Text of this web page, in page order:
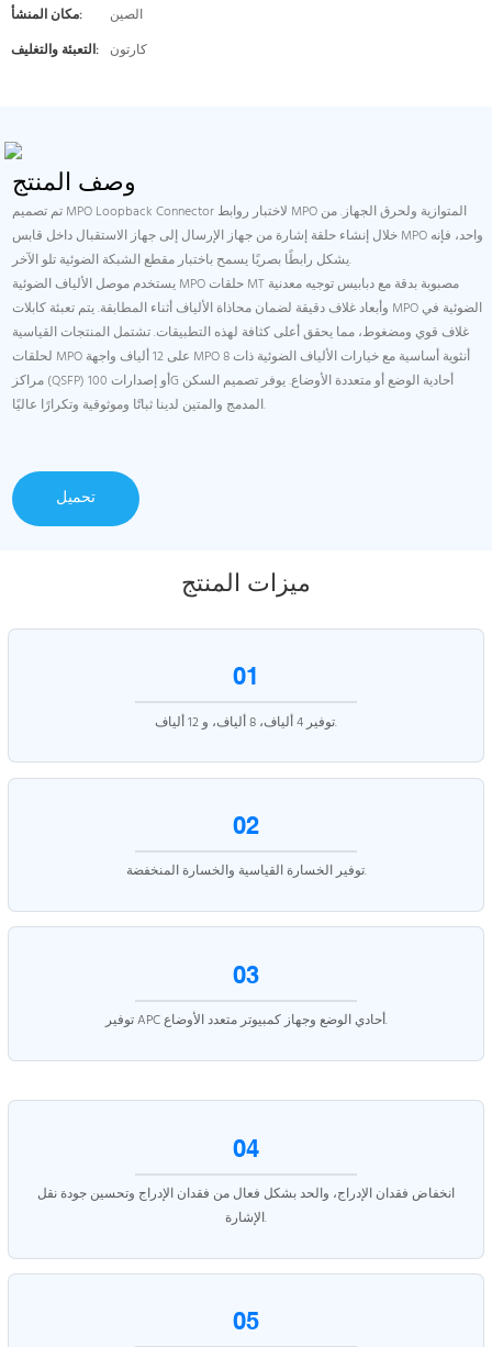
مكان المنشأ:
الصين
التعبئة والتغليف: كارتون
وصف المنتج
تم تصميم MPO Loopback Connector لاختبار روابط MPO المتوازية ولحرق الجهاز. من
خلال إنشاء حلقة إشارة من جهاز الإرسال إلى جهاز الاستقبال داخل قابس MPO واحد، فإنه
يشكل رابطًا بصريًا يسمح باختبار مقطع الشبكة الضوئية تلو الآخر.
يستخدم موصل الألياف الضوئية MPO حلقات MT مصبوبة بدقة مع دبابيس توجيه معدنية
وأبعاد غلاف دقيقة لضمان محاذاة الألياف أثناء المطابقة. يتم تعبئة كابلات MPO الضوئية في
غلاف قوي ومضغوط، مما يحقق أعلى كثافة لهذه التطبيقات. تشتمل المنتجات القياسية
لحلقات MPO على 12 ألياف واجهة MPO أنثوية أساسية مع خيارات الألياف الضوئية ذات 8
مراكز (QSFP) أو إصدارات 100G أحادية الوضع أو متعددة الأوضاع. يوفر تصميم السكن
المدمج والمتين لدينا ثباتًا وموثوقية وتكرارًا عاليًا.
تحميل
ميزات المنتج
01
توفير 4 ألياف، 8 ألياف، و 12 ألياف.
02
توفير الخسارة القياسية والخسارة المنخفضة.
03
توفير APC أحادي الوضع وجهاز كمبيوتر متعدد الأوضاع.
04
انخفاض فقدان الإدراج، والحد بشكل فعال من فقدان الإدراج وتحسين جودة نقل
الإشارة.
05